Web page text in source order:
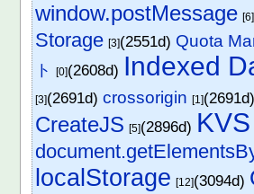
window.postMessage [6]
Storage [3](2551d) Quota
ト [0](2608d) Indexed
[3](2691d)crossorigin [1]
CreateJS [5](2896d) KVS
localStorage [12](3094d)